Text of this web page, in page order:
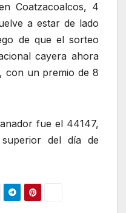
Coatzacoalcos, 4
a estar de lado
de que el sorteo
cayera ahora
con un premio de 8
fue el 44147,
del día de